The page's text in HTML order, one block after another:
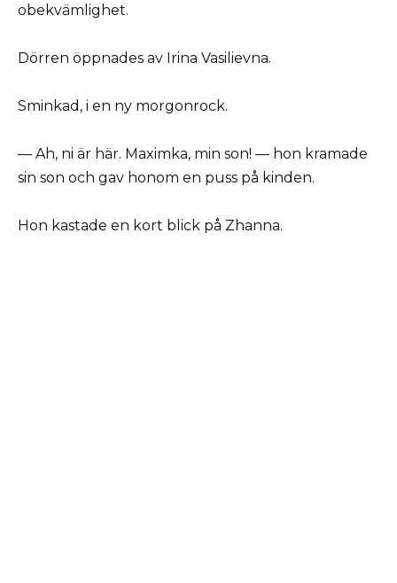
obekvämlighet.
Dörren öppnades av Irina Vasilievna.
Sminkad, i en ny morgonrock.
— Ah, ni är här. Maximka, min son! — hon kramade
sin son och gav honom en puss på kinden.
Hon kastade en kort blick på Zhanna.